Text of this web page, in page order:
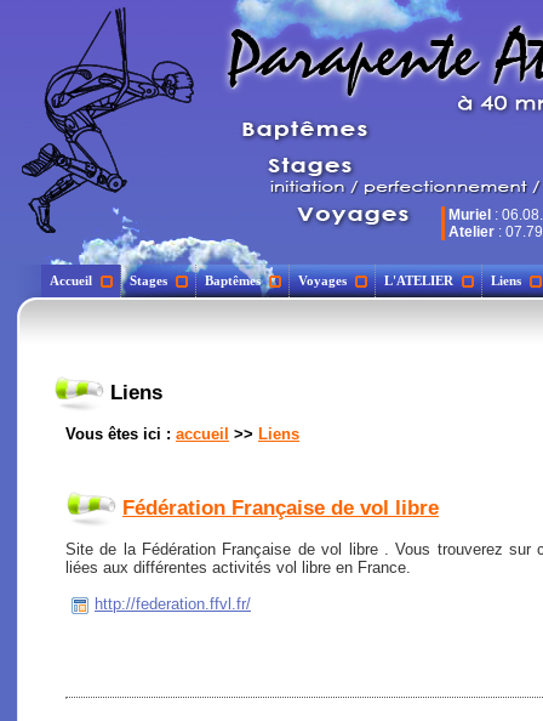
Muriel :
Atelier :
Accueil Stages Baptêmes Voyages L'ATELIER Liens
Liens
Vous êtes ici : accueil >> Liens
Fédération Française de vol libre
Site de la Fédération Française de vol libre . Vous trouverez sur
liées aux différentes activités vol libre en France.
http://federation.ffvl.fr/